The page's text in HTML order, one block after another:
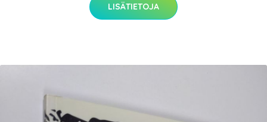
LISÄTIETOJA